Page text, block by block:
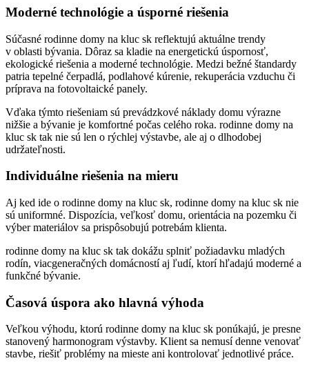
Moderné technológie a úsporné riešenia
Súčasné rodinne domy na kluc sk reflektujú aktuálne trendy
v oblasti bývania. Dôraz sa kladie na energetickú úspornosť,
ekologické riešenia a moderné technológie. Medzi bežné štandardy
patria tepelné čerpadlá, podlahové kúrenie, rekuperácia vzduchu či
príprava na fotovoltaické panely.
Vďaka týmto riešeniam sú prevádzkové náklady domu výrazne
nižšie a bývanie je komfortné počas celého roka. rodinne domy na
kluc sk tak nie sú len o rýchlej výstavbe, ale aj o dlhodobej
udržateľnosti.
Individuálne riešenia na mieru
Aj ked ide o rodinne domy na kluc sk, rodinne domy na kluc sk nie
sú uniformné. Dispozícia, veľkosť domu, orientácia na pozemku či
výber materiálov sa prispôsobujú potrebám klienta.
rodinne domy na kluc sk tak dokážu splniť požiadavku mladých
rodín, viacgeneračných domácností aj ľudí, ktorí hľadajú moderné a
funkčné bývanie.
Časová úspora ako hlavná výhoda
Veľkou výhodu, ktorú rodinne domy na kluc sk ponúkajú, je presne
stanovený harmonogram výstavby. Klient sa nemusí denne venovať
stavbe, riešiť problémy na mieste ani kontrolovať jednotlivé práce.